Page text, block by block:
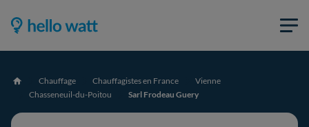
Accueil Chauffage Chauffagistes en France
Vienne
Chasseneuil-du-Poitou
Sarl Frodeau Guery